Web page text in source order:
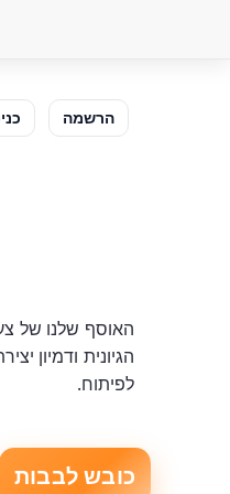
הרשמה
האוסף שלנו של
הגיונית ודמיון
לפיתוח.
כובש לבבות